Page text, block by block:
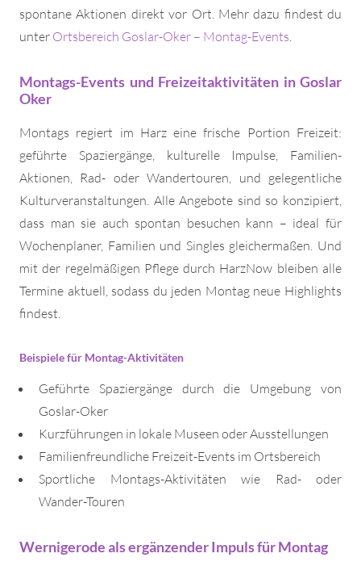
spontane Aktionen direkt vor Ort. Mehr dazu findest du
unter Ortsbereich Goslar-Oker – Montag-Events
Montags-Events und Freizeitaktivitäten in Goslar
Oker
Montags regiert im Harz eine frische Portion Freizeit:
geführte Spaziergänge, kulturelle Impulse, Familien-
Aktionen, Rad- oder Wandertouren, und gelegentliche
Kulturveranstaltungen. Alle Angebote sind so konzipiert,
dass man sie auch spontan besuchen kann – ideal für
Wochenplaner, Familien und Singles gleichermaßen. Und
mit der regelmäßigen Pflege durch HarzNow bleiben alle
Termine aktuell, sodass du jeden Montag neue Highlights
findest.
Beispiele für Montag-Aktivitäten
Geführte Spaziergänge durch die Umgebung von
Goslar-Oker
Kurzführungen in lokale Museen oder Ausstellungen
Familienfreundliche Freizeit-Events im Ortsbereich
Sportliche Montags-Aktivitäten wie Rad- oder
Wander-Touren
Wernigerode als ergänzender Impuls für Montag